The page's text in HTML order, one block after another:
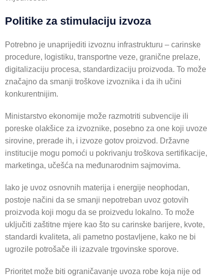
Politike za stimulaciju izvoza
Potrebno je unaprijediti izvoznu infrastrukturu – carinske
procedure, logistiku, transportne veze, granične prelaze,
digitalizaciju procesa, standardizaciju proizvoda. To može
značajno da smanji troškove izvoznika i da ih učini
konkurentnijim.
Ministarstvo ekonomije može razmotriti subvencije ili
poreske olakšice za izvoznike, posebno za one koji uvoze
sirovine, prerade ih, i izvoze gotov proizvod. Državne
institucije mogu pomoći u pokrivanju troškova sertifikacije,
marketinga, učešća na međunarodnim sajmovima.
Iako je uvoz osnovnih materija i energije neophodan,
postoje načini da se smanji nepotreban uvoz gotovih
proizvoda koji mogu da se proizvedu lokalno. To može
uključiti zaštitne mjere kao što su carinske barijere, kvote,
standardi kvaliteta, ali pametno postavljene, kako ne bi
ugrozile potrošače ili izazvale trgovinske sporove.
Prioritet može biti ograničavanje uvoza robe koja nije od